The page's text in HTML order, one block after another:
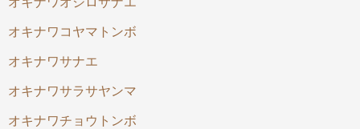
オキナワコヤマトンボ
オキナワサナエ
オキナワサラサヤンマ
オキナワチョウトンボ